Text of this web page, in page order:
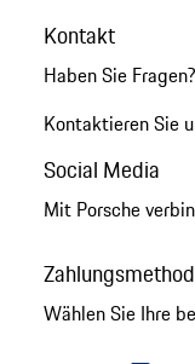
Kontakt
Haben Sie Fragen?
Kontaktieren Sie
Social Media
Mit Porsche
Wählen Sie Ihre